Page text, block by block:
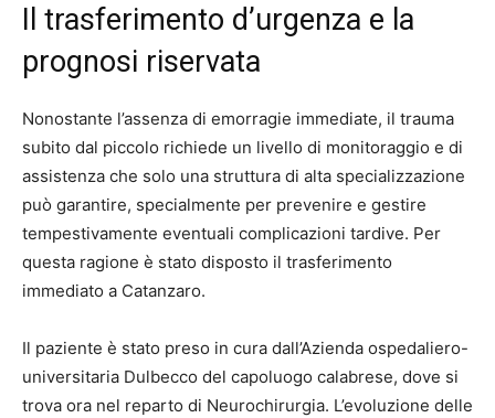
Il trasferimento d’urgenza e la
prognosi riservata
Nonostante l’assenza di emorragie immediate, il trauma
subito dal piccolo richiede un livello di monitoraggio e di
assistenza che solo una struttura di alta specializzazione
può garantire, specialmente per prevenire e gestire
tempestivamente eventuali complicazioni tardive. Per
questa ragione è stato disposto il trasferimento
immediato a Catanzaro.
Il paziente è stato preso in cura dall’Azienda ospedaliero-
universitaria Dulbecco del capoluogo calabrese, dove si
trova ora nel reparto di Neurochirurgia. L’evoluzione delle